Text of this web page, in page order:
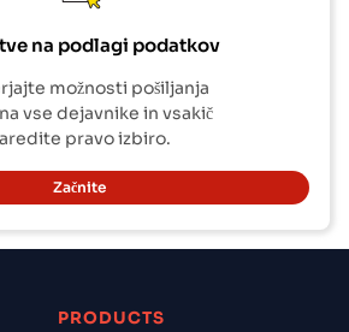
na podlagi podatkov
možnosti pošiljanja
vse dejavnike in vsakič
pravo izbiro.
Začnite
PRODUCTS